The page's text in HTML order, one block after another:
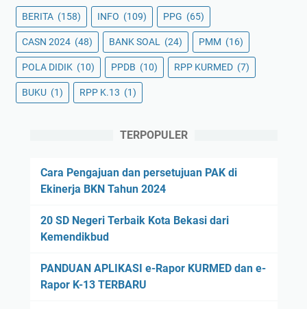
BERITA (158) INFO (109) PPG (65)
CASN 2024 (48) BANK SOAL (24) PMM (16)
POLA DIDIK (10) PPDB (10) RPP KURMED (7)
BUKU (1) RPP K.13 (1)
TERPOPULER
Cara Pengajuan dan persetujuan PAK di
Ekinerja BKN Tahun 2024
20 SD Negeri Terbaik Kota Bekasi dari
Kemendikbud
PANDUAN APLIKASI e-Rapor KURMED dan e-
Rapor K-13 TERBARU